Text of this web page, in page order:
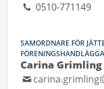
0510-771149
SAMORDNARE FÖR
Carina Grimling